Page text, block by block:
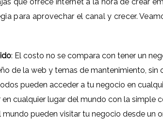
que ofrece internet a la hora de crear
para aprovechar el canal y crecer.
: El costo no se compara con tener un
de la web y temas de mantenimiento,
pueden acceder a tu negocio en
en cualquier lugar del mundo con la simple
mundo pueden visitar tu negocio desde un